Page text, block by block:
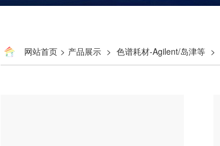
网站首页 > 产品展示 > 色谱耗材-Agilent/岛津等 >